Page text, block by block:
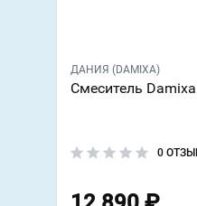
ДАНИЯ (DAMIXA)
Смеситель
0